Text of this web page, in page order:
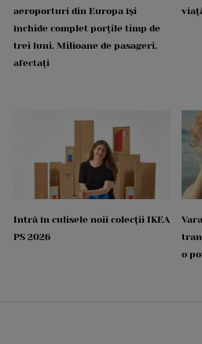
aeroporturi din Europa își
închide complet porțile timp de
trei luni. Milioane de pasageri,
afectați
Intră în culisele noii colecții IKEA
PS 2026
o